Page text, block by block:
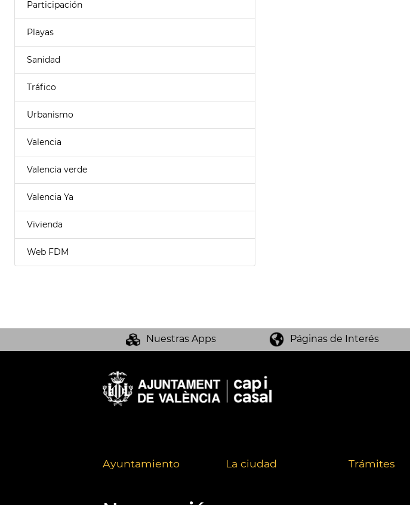
Participación
Playas
Sanidad
Tráfico
Urbanismo
Valencia
Valencia verde
Valencia Ya
Vivienda
Web FDM
Nuestras Apps Páginas de Interés
Ayuntamiento La ciudad Trámites